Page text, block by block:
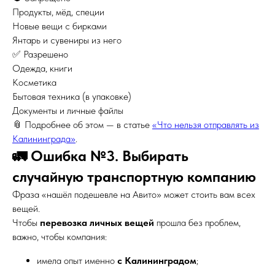
Продукты, мёд, специи
Новые вещи с бирками
Янтарь и сувениры из него
✅ Разрешено
Одежда, книги
Косметика
Бытовая техника (в упаковке)
Документы и личные файлы
📎 Подробнее об этом — в статье «Что нельзя отправлять из
Калининграда».
🚛 Ошибка №3. Выбирать
случайную транспортную компанию
Фраза «нашёл подешевле на Авито» может стоить вам всех
вещей.
Чтобы перевозка личных вещей прошла без проблем,
важно, чтобы компания:
имела опыт именно с Калининградом;